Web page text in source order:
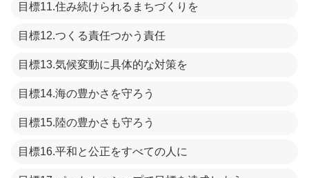
目標11.住み続けられるまちづくりを
目標12.つくる責任つかう責任
目標13.気候変動に具体的な対策を
目標14.海の豊かさを守ろう
目標15.陸の豊かさも守ろう
目標16.平和と公正をすべての人に